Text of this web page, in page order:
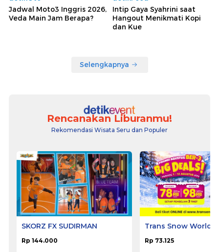
Jadwal Moto3 Inggris 2026,
Veda Main Jam Berapa?
Intip Gaya Syahrini saat
Hangout Menikmati Kopi
dan Kue
Selengkapnya
Rencanakan Liburanmu!
Rekomendasi Wisata Seru dan Populer
SKORZ FX SUDIRMAN
Rp 144.000
Trans Snow World
Rp 73.125